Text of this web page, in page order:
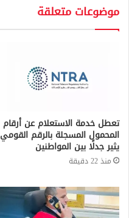
موضوعات متعلقة
تعطل خدمة الاستعلام عن أرقام
المحمول المسجلة بالرقم القومي
يثير جدلًا بين المواطنين
منذ 22 دقيقة